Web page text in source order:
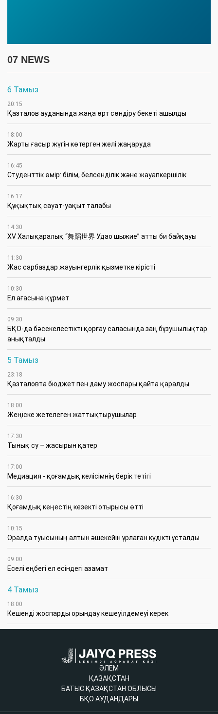
07 NEWS
6 Тамыз
20:15
Қазталов ауданында жаңа өрт сөндіру бекеті ашылды
18:00
Жарты ғасыр жүгін көтерген желі жаңаруда
16:45
Студенттік өмір: білім, белсенділік және жауапкершілік
16:17
Құқықтық сауат-уақыт талабы
14:30
XV Халықаралық “舞蹈世界 Удао шыжие” атты би байқауы
11:30
Жас сарбаздар жауынгерлік қызметке кірісті
10:30
Ел ағасына құрмет
09:30
БҚО-да бәсекелестікті қорғау саласында заң бұзушылықтар
анықталды
5 Тамыз
23:18
Қазталовта бюджет пен даму жоспары қайта қаралды
18:00
Жеңіске жетелеген жаттықтырушылар
17:30
Тынық су – жасырын қатер
17:00
Медиация - қоғамдық келісімнің берік тетігі
16:30
Қоғамдық кеңестің кезекті отырысы өтті
10:15
Оралда туысының алтын әшекейін ұрлаған күдікті ұсталды
09:00
Еселі еңбегі ел есіндегі азамат
4 Тамыз
18:00
Кешенді жоспарды орындау кешеуілдемеуі керек
ӘЛЕМ
ҚАЗАҚСТАН
БАТЫС ҚАЗАҚСТАН ОБЛЫСЫ
БҚО АУДАНДАРЫ